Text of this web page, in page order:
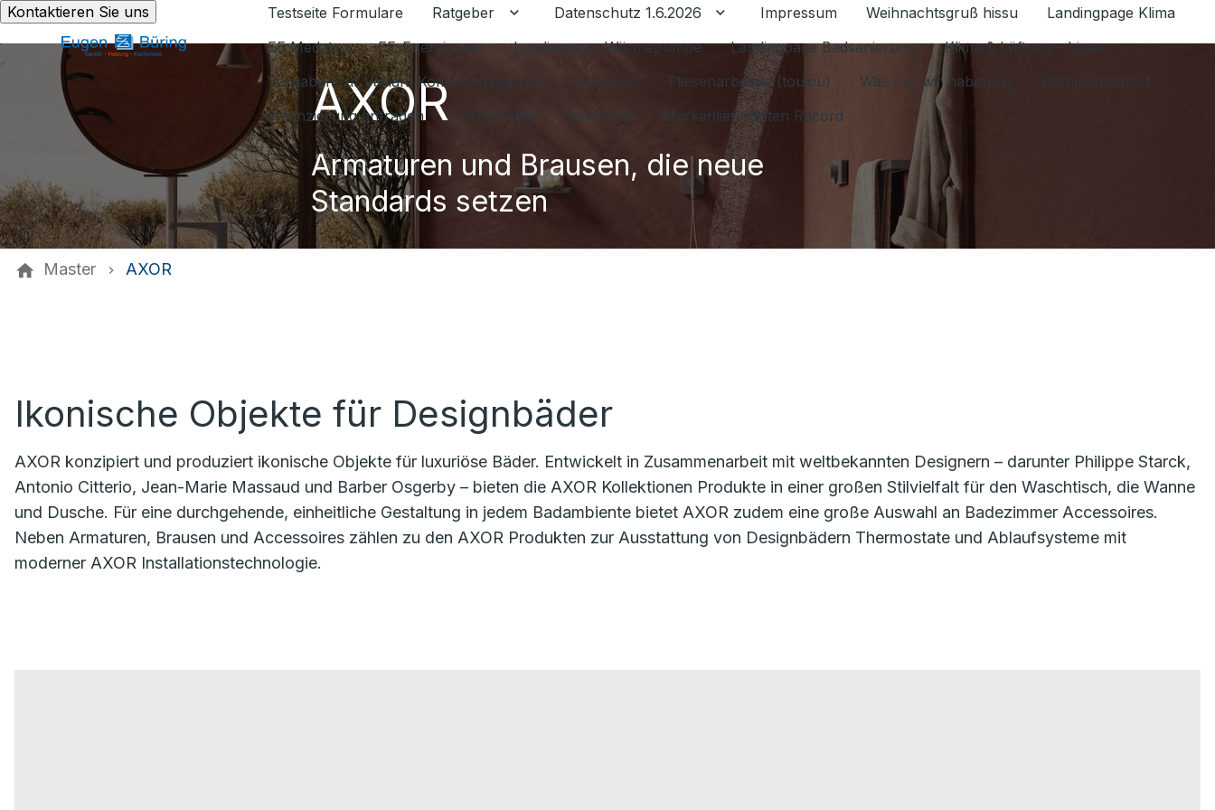
Kontaktieren Sie uns Testseite Formulare Ratgeber Untermenü für Ratgeber umschalten
Datenschutz 1.6.2026 Untermenü für Datenschutz 1.6.2026 umschalten
Impressum Weihnachtsgruß hissu
Landingpage Klima
EE Medatsu
EE-Energie neu Landingpage Wärmepumpe Landingpage Badsanierung
Klima & Lüftung - hissu
Vorgaben für Vaillant Kompetenzpartner
Aktuelles Fliesenarbeiten (toujou) Was nur wir haben HI
Weihnachtspost
Finanzierung anfragen
Fördermittel Download Markenlieferanten Record
AXOR
Armaturen und Brausen, die neue
Standards setzen
Master AXOR
Ikonische Objekte für Designbäder
AXOR konzipiert und produziert ikonische Objekte für luxuriöse Bäder. Entwickelt in Zusammenarbeit mit weltbekannten Designern – darunter Philippe Starck,
Antonio Citterio, Jean-Marie Massaud und Barber Osgerby – bieten die AXOR Kollektionen Produkte in einer großen Stilvielfalt für den Waschtisch, die Wanne
und Dusche. Für eine durchgehende, einheitliche Gestaltung in jedem Badambiente bietet AXOR zudem eine große Auswahl an Badezimmer Accessoires.
Neben Armaturen, Brausen und Accessoires zählen zu den AXOR Produkten zur Ausstattung von Designbädern Thermostate und Ablaufsysteme mit
moderner AXOR Installationstechnologie.